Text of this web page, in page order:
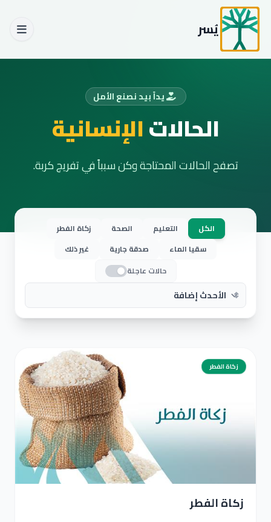
يُسر
يداً بيد نصنع الأمل
الحالاتالإنسانية
تصفح الحالات المحتاجة وكن سبباً في تفريج كربة.
الكل التعليم الصحة
زكاة الفطر
سقيا الماء
صدقة جارية
غير ذلك
حالات عاجلة
زكاة الفطر
زكاة الفطر